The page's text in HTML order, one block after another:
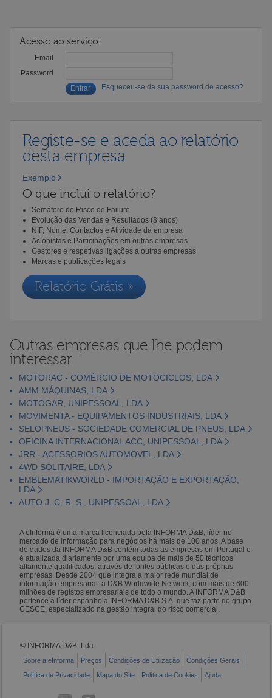
Acesso ao serviço:
Email
Password
Esqueceu-se da sua password de acesso?
Registe-se e aceda ao relatório
desta empresa
Exemplo
O que inclui o relatório?
Semáforo do Risco de Failure
Evolução das Vendas e Resultados (3 anos)
NIF, Nome, Contactos e Atividade da empresa
Acionistas e Participações em outras empresas
Gestores e respetivas ligações a outras empresas
Marcas e publicações legais
Relatório Grátis »
Outras empresas que lhe podem
interessar
MOTORAC - COMÉRCIO DE MOTOCICLOS, LDA
AMM MÁQUINAS, LDA
MOTOGAR, UNIPESSOAL, LDA
MOVIMENTA - EQUIPAMENTOS INDUSTRIAIS, LDA
SELOPNEUS - SOCIEDADE COMERCIAL DE PNEUS, LDA
OFICINA INTERNACIONAL ACC, UNIPESSOAL, LDA
JRR - ACESSORIOS AUTOMOVEL, LDA
4WD SOLITAIRE, LDA
EMBLEMATIKWORLD - IMPORTAÇÃO E EXPORTAÇÃO,
LDA
AUTO J. C. R. S., UNIPESSOAL, LDA
A eInforma é uma marca licenciada pela INFORMA D&B, líder no
mercado de informação para negócios há mais de 100 anos. A base
de dados da INFORMA D&B contém todas as empresas em Portugal e
é atualizada diariamente por uma equipa de mais de 50 técnicos
altamente qualificados, através de fontes públicas e das próprias
empresas. Desde 2004 que integra a maior rede mundial de
informação empresarial: a D&B Worldwide Network, com mais de 600
milhões de registos empresariais de todo o mundo. A INFORMA D&B
pertence à líder espanhola INFORMA D&B S.A. que faz parte do grupo
CESCE, especializado na gestão integral do risco comercial.
© INFORMA D&B, Lda
Sobre a eInforma Preços Condições de Utilização
Condições Gerais
Política de Privacidade
Mapa do Site Política de Cookies Ajuda